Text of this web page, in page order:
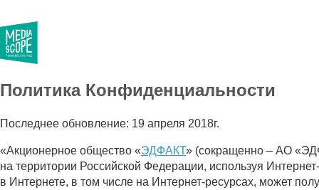
Политика Конфиденциальности
Последнее обновление: 19 апреля 2018г.
«Акционерное общество «ЭДФАКТ» (сокращенно – АО
на территории Российской Федерации, используя
в Интернете, в том числе на Интернет-ресурсах, может